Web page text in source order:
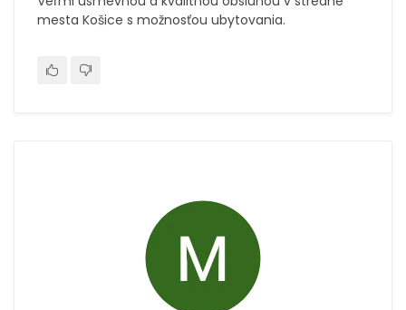
mesta Košice s možnosťou ubytovania.